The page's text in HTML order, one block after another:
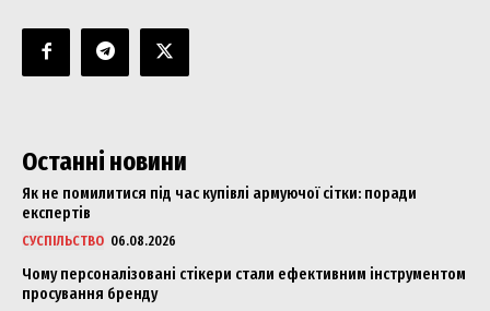
Останні новини
Як не помилитися під час купівлі армуючої сітки: поради
експертів
СУСПІЛЬСТВО 06.08.2026
Чому персоналізовані стікери стали ефективним інструментом
просування бренду